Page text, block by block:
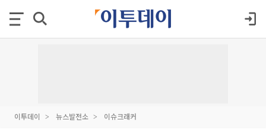
이투데이 뉴스발전소 이슈크래커